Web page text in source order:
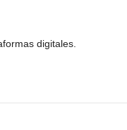
digitales.